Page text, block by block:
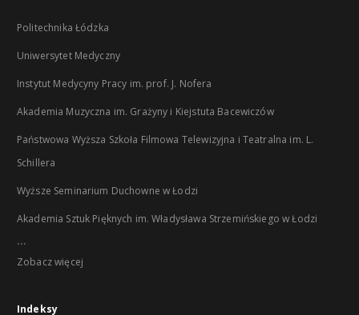
Politechnika Łódzka
Uniwersytet Medyczny
Instytut Medycyny Pracy im. prof. J. Nofera
Akademia Muzyczna im. Grażyny i Kiejstuta Bacewiczów
Państwowa Wyższa Szkoła Filmowa Telewizyjna i Teatralna im. L.
Schillera
Wyższe Seminarium Duchowne w Łodzi
Akademia Sztuk Pięknych im. Władysława Strzemińskiego w Łodzi
...
Zobacz więcej
Indeksy